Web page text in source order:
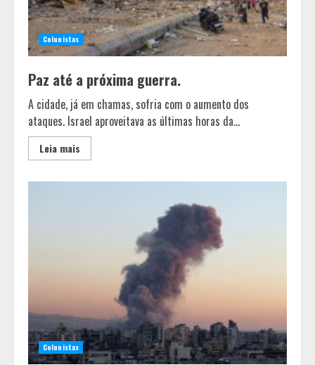
Colunistas
Paz até a próxima guerra.
A cidade, já em chamas, sofria com o aumento dos
ataques. Israel aproveitava as últimas horas da...
Leia mais
Colunistas